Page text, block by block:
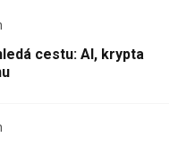
cestu: AI, krypta